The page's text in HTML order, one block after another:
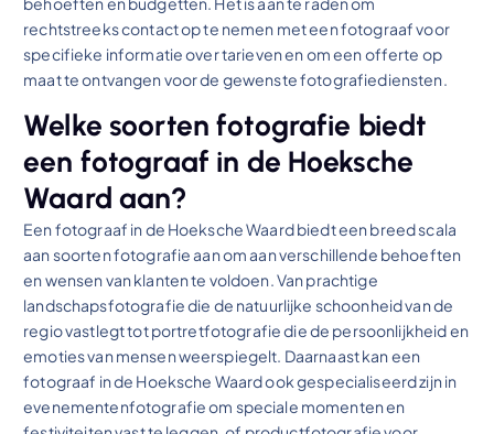
rechtstreeks contact op te nemen met een fotograaf voor
specifieke informatie over tarieven en om een offerte op
maat te ontvangen voor de gewenste fotografiediensten.
Welke soorten fotografie biedt
een fotograaf in de Hoeksche
Waard aan?
Een fotograaf in de Hoeksche Waard biedt een breed scala
aan soorten fotografie aan om aan verschillende behoeften
en wensen van klanten te voldoen. Van prachtige
landschapsfotografie die de natuurlijke schoonheid van de
regio vastlegt tot portretfotografie die de persoonlijkheid en
emoties van mensen weerspiegelt. Daarnaast kan een
fotograaf in de Hoeksche Waard ook gespecialiseerd zijn in
evenementenfotografie om speciale momenten en